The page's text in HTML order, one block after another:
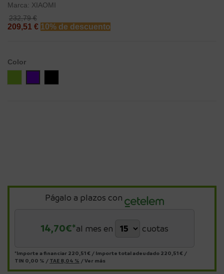
Marca: XIAOMI
232,79 €
209,51 € 10% de descuento
Color
Págalo a plazos con
14,70€*al mes en cuotas
*Importe a financiar 220,51 € / Importe total adeudado 220,51 € /
TIN 0,00 % / TAE 8,04 % /Ver más